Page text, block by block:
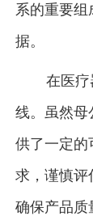
系的重要组
据。
在医
线。虽然母
供了一定的
求，谨慎评
确保产品质